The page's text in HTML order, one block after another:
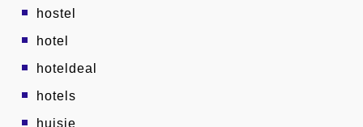
hostel
hotel
hoteldeal
hotels
huisje